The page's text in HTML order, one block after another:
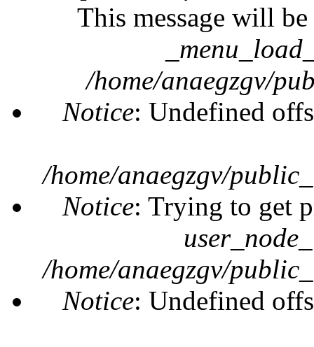
This message will
/home/anaegzgv/
Notice: Undefined
/home/anaegzgv/
Notice: Trying to get
/home/anaegzgv/
Notice: Undefined